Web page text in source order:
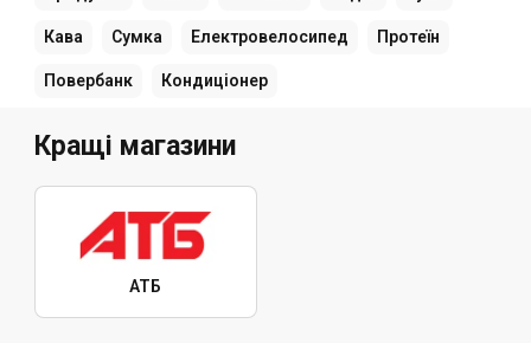
Кава Сумка Електровелосипед Протеїн
Повербанк Кондиціонер
Кращі магазини
АТБ